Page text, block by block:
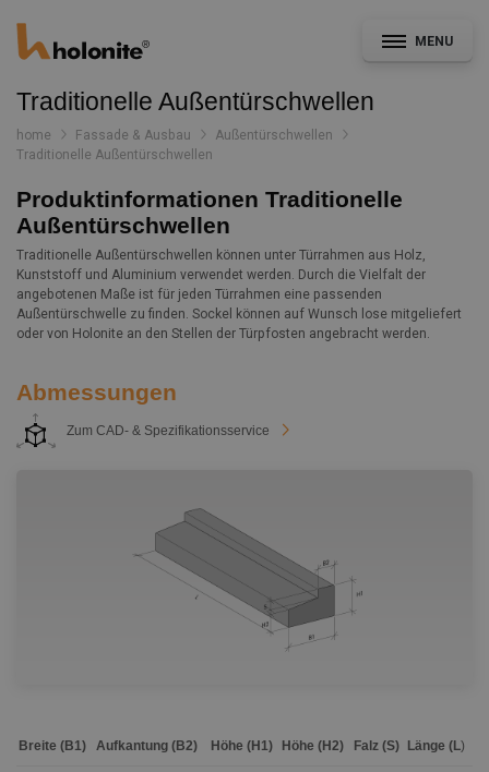
MENU
Allgemein
Fassade & Ausbau
CAD- und Leistungsverzeichnisservice
Dokumentation
Nachrichten
Projekte
Traditionelle Außentürschwellen
home Fassade & Ausbau
Außentürschwellen
Traditionelle Außentürschwellen
Produktinformationen Traditionelle
Außentürschwellen
Traditionelle Außentürschwellen können unter Türrahmen aus Holz,
Kunststoff und Aluminium verwendet werden. Durch die Vielfalt der
angebotenen Maße ist für jeden Türrahmen eine passenden
Außentürschwelle zu finden. Sockel können auf Wunsch lose mitgeliefert
oder von Holonite an den Stellen der Türpfosten angebracht werden.
Abmessungen
Zum CAD- & Spezifikationsservice
Breite (B1) Aufkantung (B2) Höhe (H1) Höhe (H2) Falz (S) Länge (L)